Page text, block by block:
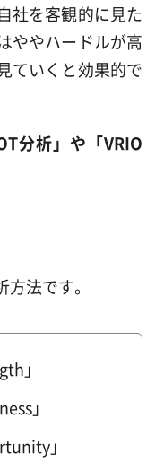
社を客観的に見た
ややハードルが高
ていくと効果的で
分析」や「VRIO
法です。
」
」
」